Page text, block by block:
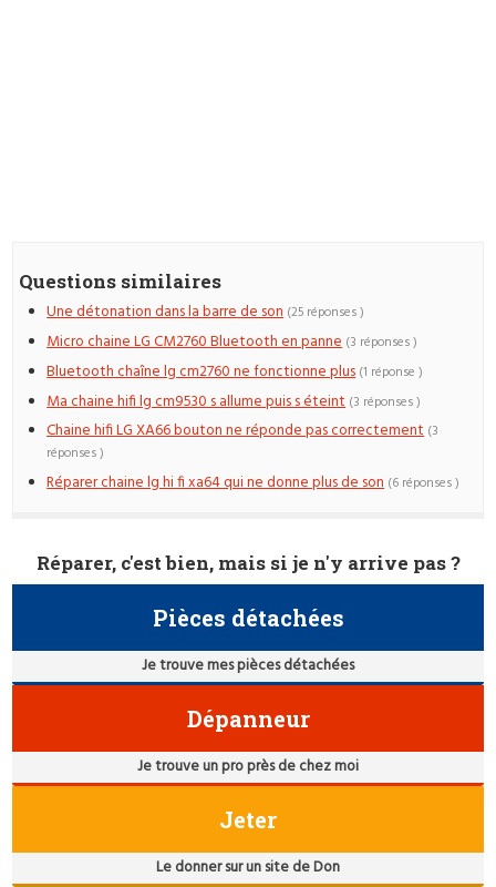
Questions similaires
Une détonation dans la barre de son (25 réponses )
Micro chaine LG CM2760 Bluetooth en panne (3 réponses )
Bluetooth chaîne lg cm2760 ne fonctionne plus (1 réponse )
Ma chaine hifi lg cm9530 s allume puis s éteint (3 réponses )
Chaine hifi LG XA66 bouton ne réponde pas correctement (3
réponses )
Réparer chaine lg hi fi xa64 qui ne donne plus de son (6 réponses )
Réparer, c'est bien, mais si je n'y arrive pas ?
Pièces détachées
Je trouve mes pièces détachées
Dépanneur
Je trouve un pro près de chez moi
Jeter
Le donner sur un site de Don